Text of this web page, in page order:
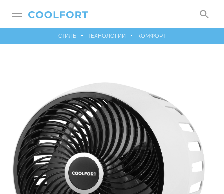
СТИЛЬ ТЕХНОЛОГИИ КОМФОРТ